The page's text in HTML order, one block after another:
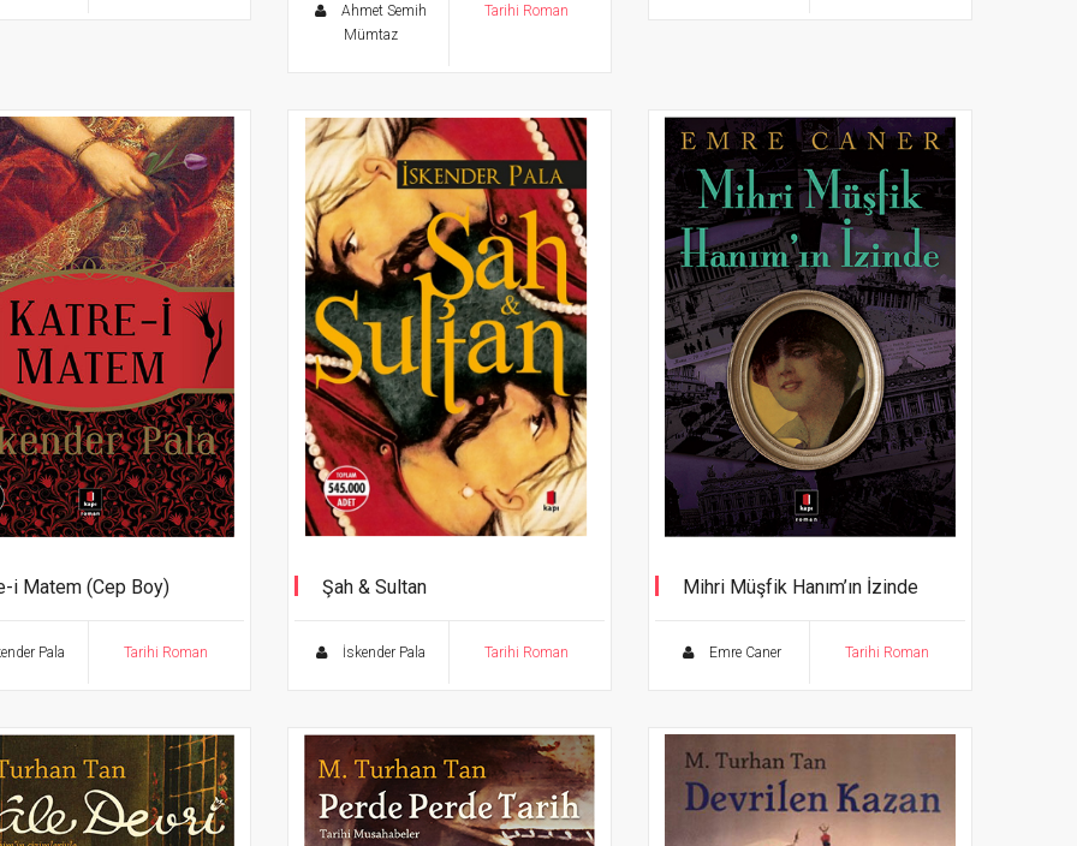
Ahmet Semih
Mümtaz
Tarihi Roman
i Matem (Cep Boy)
Pala Tarihi Roman
Şah & Sultan
İskender Pala Tarihi Roman
Mihri Müşfik Hanım’ın İzinde
Emre Caner Tarihi Roman